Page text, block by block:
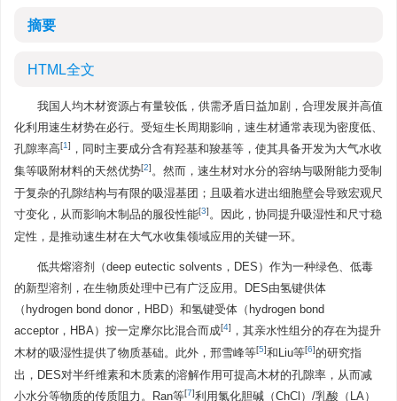
摘要
HTML全文
我国人均木材资源占有量较低，供需矛盾日益加剧，合理发展并高值
化利用速生材势在必行。受短生长周期影响，速生材通常表现为密度低、
孔隙率高[1] ，同时主要成分含有羟基和羧基等，使其具备开发为大气水收
集等吸附材料的天然优势[2]。然而，速生材对水分的容纳与吸附能力受制
于复杂的孔隙结构与有限的吸湿基团；且吸着水进出细胞壁会导致宏观尺
寸变化，从而影响木制品的服役性能[3]。因此，协同提升吸湿性和尺寸稳
定性，是推动速生材在大气水收集领域应用的关键一环。
低共熔溶剂（deep eutectic solvents，DES）作为一种绿色、低毒
的新型溶剂，在生物质处理中已有广泛应用。DES由氢键供体
（hydrogen bond donor，HBD）和氢键受体（hydrogen bond
acceptor，HBA）按一定摩尔比混合而成[4] ，其亲水性组分的存在为提升
木材的吸湿性提供了物质基础。此外，邢雪峰等[5]和Liu等[6]的研究指
出，DES对半纤维素和木质素的溶解作用可提高木材的孔隙率，从而减
小水分等物质的传质阻力。Ran等[7]利用氯化胆碱（ChCl）/乳酸（LA）